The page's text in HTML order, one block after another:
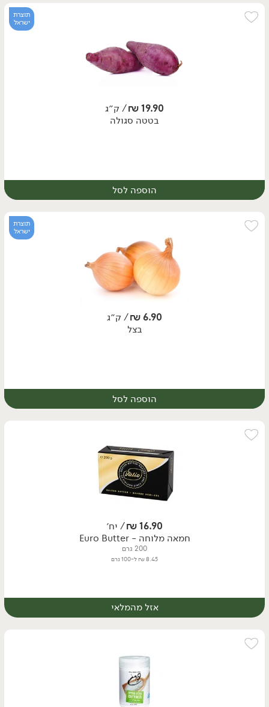
תוצרת
ישראל
19.90
₪/ ק״ג
בטטה סגולה
הוספה לסל
תוצרת
ישראל
6.90
₪/ ק״ג
בצל
הוספה לסל
16.90
₪/ יח׳
חמאה מלוחה - Euro Butter
200 גרם
8.45 ₪ ל-100 גרם
אזל מהמלאי